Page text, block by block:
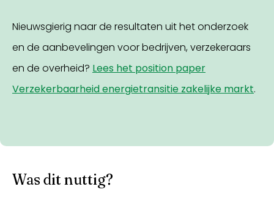
Nieuwsgierig naar de resultaten uit het onderzoek
en de aanbevelingen voor bedrijven, verzekeraars
en de overheid? Lees het position paper
Verzekerbaarheid energietransitie zakelijke markt.
Was dit nuttig?